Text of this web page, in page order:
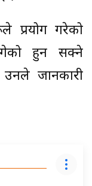
प्रयोग गरेको
हुन सक्ने
जानकारी